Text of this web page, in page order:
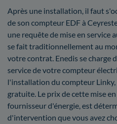
Après une installation, il faut
de son compteur EDF à
une requête de mise en service
se fait traditionnellement au
votre contrat. Enedis se charge
service de votre compteur
l'installation du compteur Linky,
gratuite. Le prix de cette mise
fournisseur d'énergie, est
d'intervention que vous avez